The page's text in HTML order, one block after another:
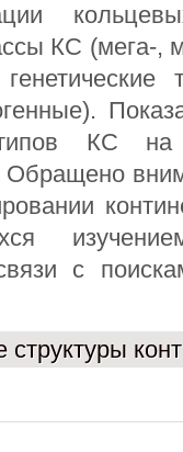
КС (мега-,
типов КС
Обращено
с